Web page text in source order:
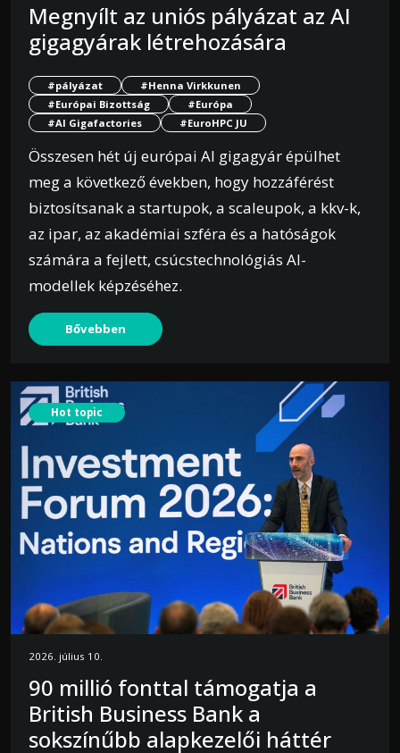
Megnyílt az uniós pályázat az AI
gigagyárak létrehozására
#pályázat
#Henna Virkkunen
#Európai Bizottság
#Európa
#AI Gigafactories
#EuroHPC JU
Összesen hét új európai AI gigagyár épülhet
meg a következő években, hogy hozzáférést
biztosítsanak a startupok, a scaleupok, a kkv-k,
az ipar, az akadémiai szféra és a hatóságok
számára a fejlett, csúcstechnológiás AI-
modellek képzéséhez.
Bővebben
Hot topic
2026. július 10.
90 millió fonttal támogatja a
British Business Bank a
sokszínűbb alapkezelői háttér